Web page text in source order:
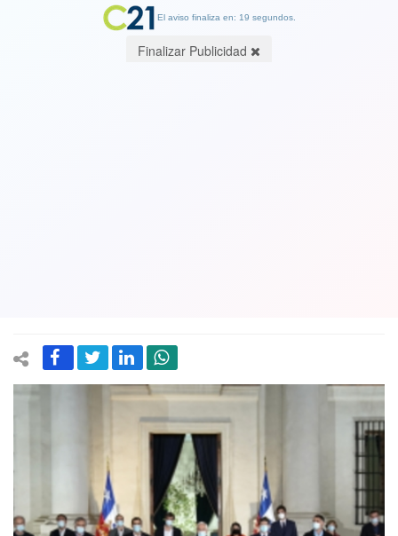
El aviso finaliza en: 19 segundos.
Finalizar Publicidad